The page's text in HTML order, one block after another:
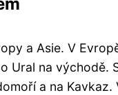
a Asie. V
na východě.
a na